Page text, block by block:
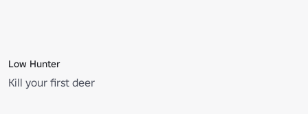
Low Hunter
Kill your first deer